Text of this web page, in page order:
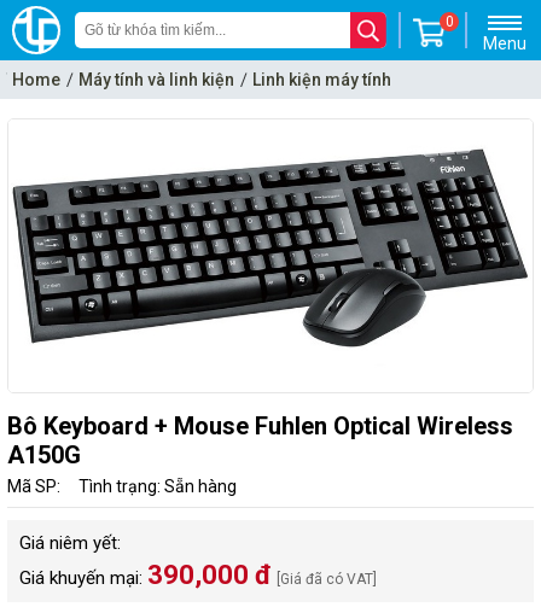
Menu
0
Home Máy tính và linh kiện
Linh kiện máy tính
Keyboard - bàn phím
Bô Keyboard + Mouse Fuhlen Optical Wireless
A150G
Mã SP: Tình trạng: Sẵn hàng
Giá niêm yết:
Giá khuyến mại: 390,000 đ [Giá đã có VAT]